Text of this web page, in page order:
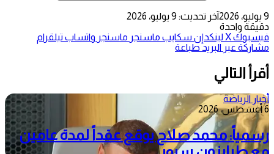
9 يوليو، 2026
آخر تحديث: 9 يوليو، 2026
دقيقة واحدة
فيسبوك‫Xلينكدإن سكايب ماسنجر ماسنجر واتساب تيلقرام
مشاركة عبر البريد طباعة
أقرأ التالي
أخبار الرياضة
6 أغسطس، 2026
رسمياً: محمد صلاح يوقع عقداً لمدة عامين